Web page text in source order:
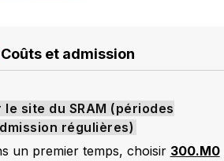
Coûts et admission
le site du SRAM (périodes
régulières)
un premier temps, choisir 300.M0